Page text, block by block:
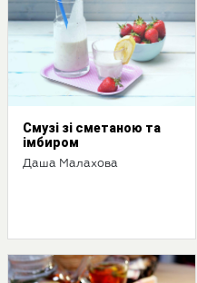
Смузі зі сметаною та
імбиром
Даша Малахова